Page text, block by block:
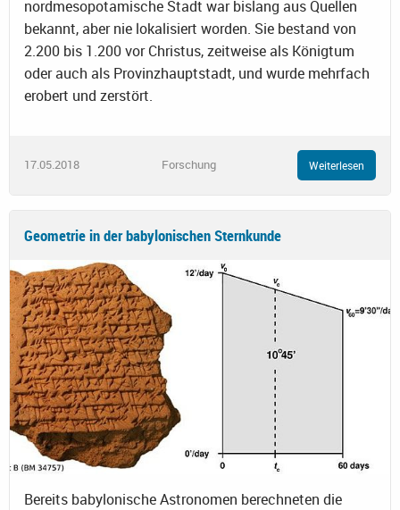
nordmesopotamische Stadt war bislang aus Quellen
bekannt, aber nie lokalisiert worden. Sie bestand von
2.200 bis 1.200 vor Christus, zeitweise als Königtum
oder auch als Provinzhauptstadt, und wurde mehrfach
erobert und zerstört.
17.05.2018 Forschung Weiterlesen
Geometrie in der babylonischen Sternkunde
Bereits babylonische Astronomen berechneten die